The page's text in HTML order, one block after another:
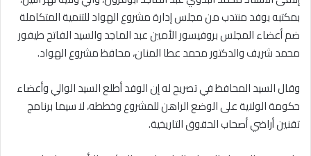
بمكتبه بوفد منتدب من مجلس إدارة مشروع الهواد للتنمية المتكاملة
ضم أعضاء المجلس بروفيسور الأمين عبد الماجد والسيد الفاتح طيفور
محمد شريف والدكتور محمد عطا المنان، محافظ مشروع الهواد.
وقال السيد المحافظ في تصريح له إن الوفد أطلع السيد الوالي وأعضاء
حكومة الولاية على الوضع الراهن للمشروع وخططه، لا سيما برنامج
تقنين أراضي أصحاب الحقوق التاريخية.